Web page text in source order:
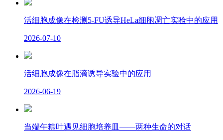
活细胞成像在检测5-FU诱导HeLa细胞凋亡实验中的应用
2026-07-10
活细胞成像在脂滴诱导实验中的应用
2026-06-19
当端午粽叶遇见细胞培养皿——两种生命的对话